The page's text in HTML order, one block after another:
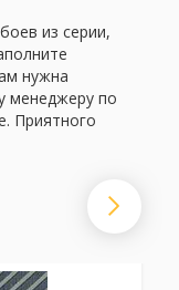
из серии,
нужна
менеджеру по
Приятного